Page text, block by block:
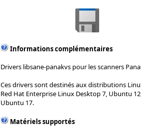
Informations complémentaires
Drivers libsane-panakvs pour les scanners
Ces drivers sont destinés aux distributions
Red Hat Enterprise Linux Desktop 7, Ubuntu
Ubuntu 17.
Matériels supportés